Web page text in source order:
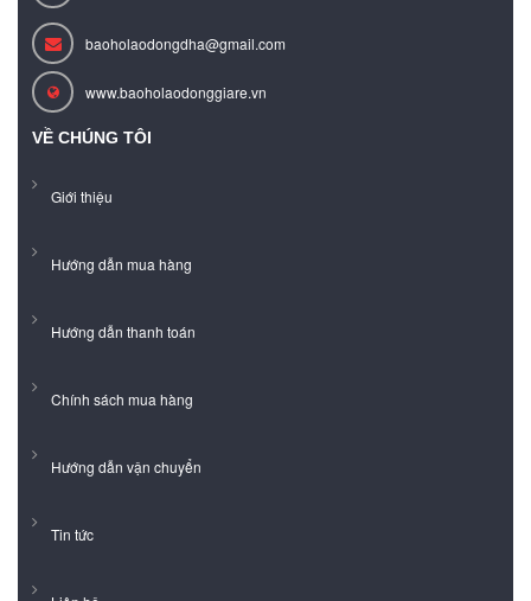
baoholaodongdha@gmail.com
www.baoholaodonggiare.vn
VỀ CHÚNG TÔI
Giới thiệu
Hướng dẫn mua hàng
Hướng dẫn thanh toán
Chính sách mua hàng
Hướng dẫn vận chuyển
Tin tức